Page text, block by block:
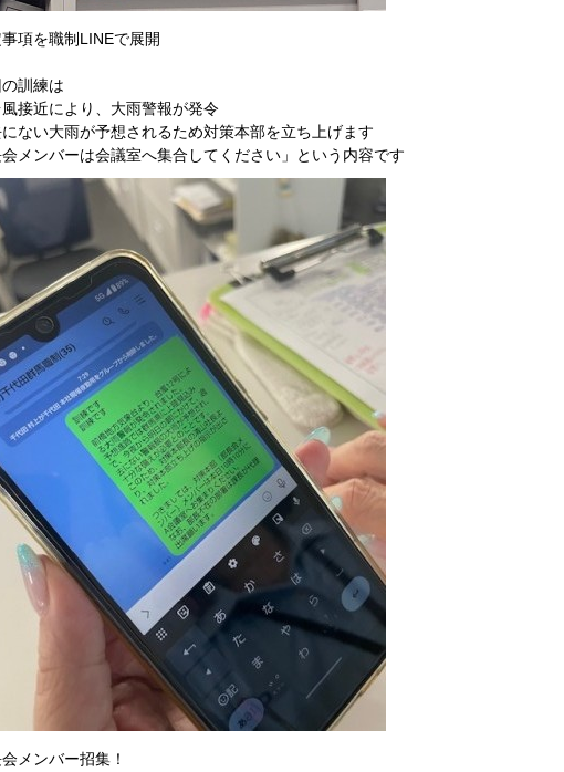
項を職制LINEで展開
訓練は
接近により、大雨警報が発令
ない大雨が予想されるため対策本部を立ち上げます
メンバーは会議室へ集合してください」という内容です
メンバー招集！